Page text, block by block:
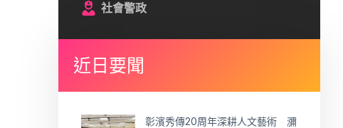
社會警政
近日要聞
彰濱秀傳20周年深耕人文藝術 瀰